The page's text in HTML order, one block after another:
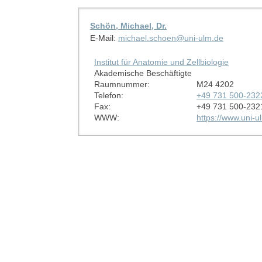
Schön, Michael, Dr.
E-Mail: michael.schoen@uni-ulm.de
Institut für Anatomie und Zellbiologie
Akademische Beschäftigte
Raumnummer:
M24 4202
Telefon:
+49 731 500-
Fax:
+49 731 500-
WWW:
https://www.uni-